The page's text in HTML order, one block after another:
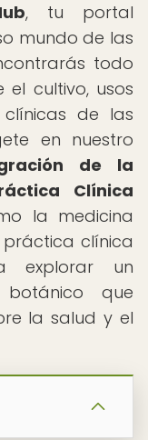
, tu portal
mundo de las
todo
el cultivo, usos
de las
en nuestro
de la
Clínica
la medicina
clínica
explorar un
botánico que
la salud y el